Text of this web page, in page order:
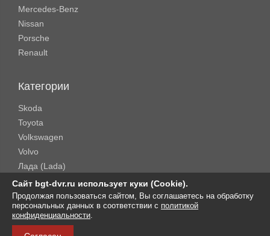
Mercedes-Benz
Nissan
Porsche
Renault
Категории
Skoda
Toyota
Volkswagen
Volvo
Лада (Lada)
Rolls-Royce
Copyright © 2016-2026 . BGT-DVR. All Rights Reserved.
Сайт bgt-dvr.ru использует куки (Cookie).
Продолжая пользоваться сайтом, Вы соглашаетесь на обработку
персональных данных в соответствии с политикой
конфиденциальности.